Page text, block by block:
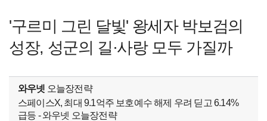
'구르미 그린 달빛' 왕세자 박보검의
성장, 성군의 길·사랑 모두 가질까
와우넷 오늘장전략
스페이스X, 최대 9.1억주 보호예수 해제 우려 딛고 6.14%
급등 - 와우넷 오늘장전략